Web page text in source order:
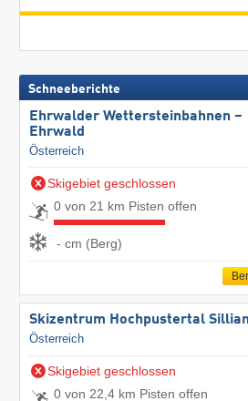
Schneeberichte
Ehrwalder Wettersteinbahnen –
Ehrwald
Österreich
Skigebiet geschlossen
0 von 21 km Pisten offen
- cm (Berg)
Skizentrum Hochpustertal Sillian
Österreich
Skigebiet geschlossen
0 von 22,4 km Pisten offen